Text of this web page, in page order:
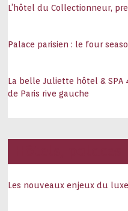
L’hôtel du Collectionneur,
Palace parisien : le four
La belle Juliette hôtel &
de Paris rive gauche
Les nouveaux enjeux du luxe